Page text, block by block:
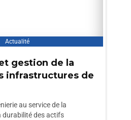
Actualité
gestion de la
infrastructures de
au service de la
durabilité des actifs